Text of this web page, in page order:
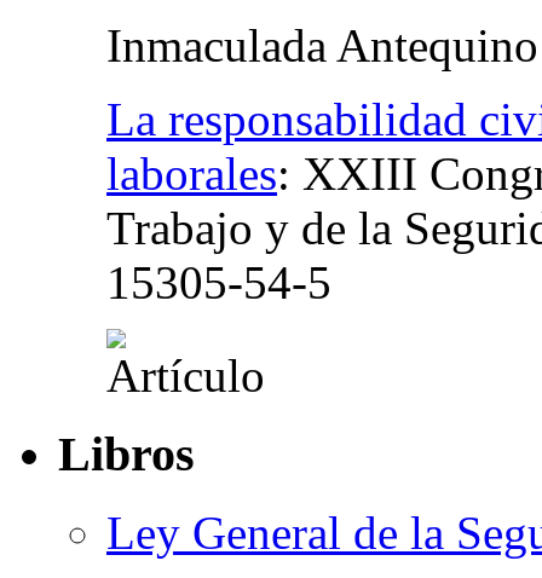
Inmaculada
La responsabilidad
laborales: XXIII
Trabajo y de la
15305-54-5
Libros
Ley General de la